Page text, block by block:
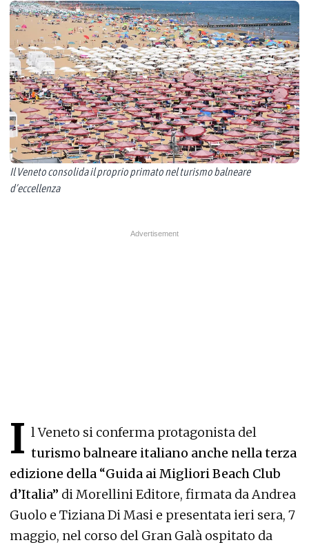
Il Veneto consolida il proprio primato nel turismo balneare
d’eccellenza
I l Veneto si conferma protagonista del
turismo balneare italiano anche nella terza
edizione della “Guida ai Migliori Beach Club
d’Italia” di Morellini Editore, firmata da Andrea
Guolo e Tiziana Di Masi e presentata ieri sera, 7
maggio, nel corso del Gran Galà ospitato da